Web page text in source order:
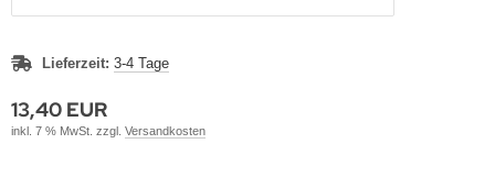
Lieferzeit: 3-4 Tage
13,40 EUR
inkl. 7 % MwSt. zzgl. Versandkosten